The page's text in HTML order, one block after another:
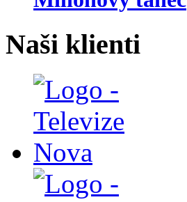
Naši klienti